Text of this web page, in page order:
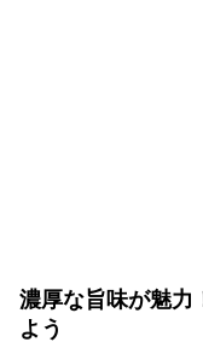
濃厚な旨味が魅力
よう